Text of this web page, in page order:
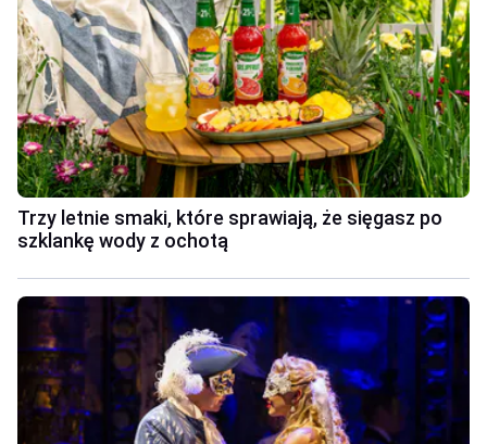
Trzy letnie smaki, które sprawiają, że sięgasz po
szklankę wody z ochotą